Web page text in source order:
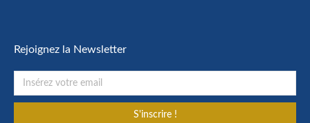
Rejoignez la Newsletter
S'inscrire !